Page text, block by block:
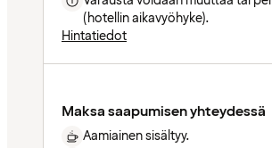
(hotellin aikavyöhyke).
Hintatiedot
Maksa saapumisen yhteydessä
Aamiainen sisältyy.